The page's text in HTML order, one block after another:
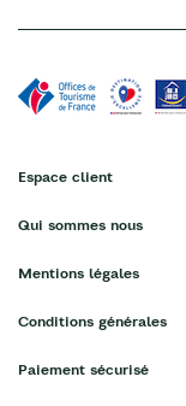
Espace client
Qui sommes nous
Mentions légales
Conditions générales
Paiement sécurisé